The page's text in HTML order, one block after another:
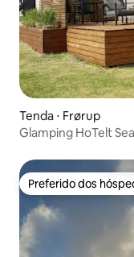
Tenda ⋅ Frørup
Glamping HoTelt
Preferido dos
Preferido dos